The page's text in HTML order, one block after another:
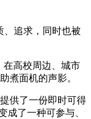
、追求，同时也被
在高校周边、城市
煮面机的声影。
供了一份即时可得
成了一种可参与、